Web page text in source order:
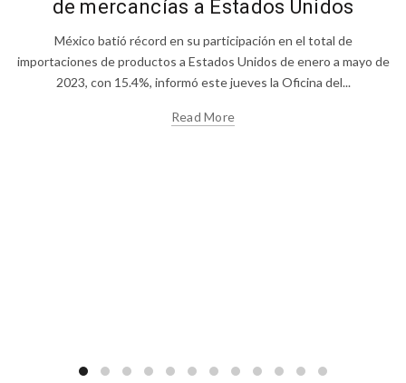
de mercancías a Estados Unidos
México batió récord en su participación en el total de
importaciones de productos a Estados Unidos de enero a mayo de
2023, con 15.4%, informó este jueves la Oficina del...
Read More